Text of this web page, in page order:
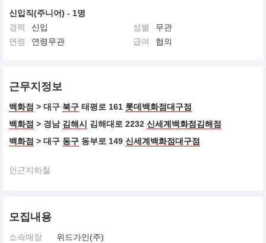
신입직(주니어) - 1명
경력
신입 성별
무관
연령
연령무관 급여 협의
근무지정보
백화점 > 대구 북구 태평로 161 롯데백화점대구점
백화점 > 경남 김해시 김해대로 2232 신세계백화점김해점
백화점 > 대구 동구 동부로 149 신세계백화점대구점
인근지하철
모집내용
소속매장 위드가인(주)